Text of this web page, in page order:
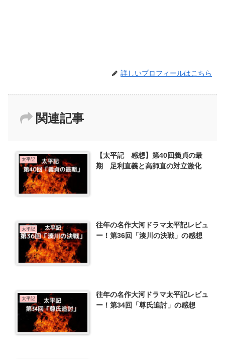
詳しいプロフィールはこちら
関連記事
太平記
【太平記 感想】第40回義貞の最
期 足利直義と高師直の対立激化
太平記
往年の名作大河ドラマ太平記レビュ
ー！第36回「湊川の決戦」の感想
太平記
往年の名作大河ドラマ太平記レビュ
ー！第34回「尊氏追討」の感想